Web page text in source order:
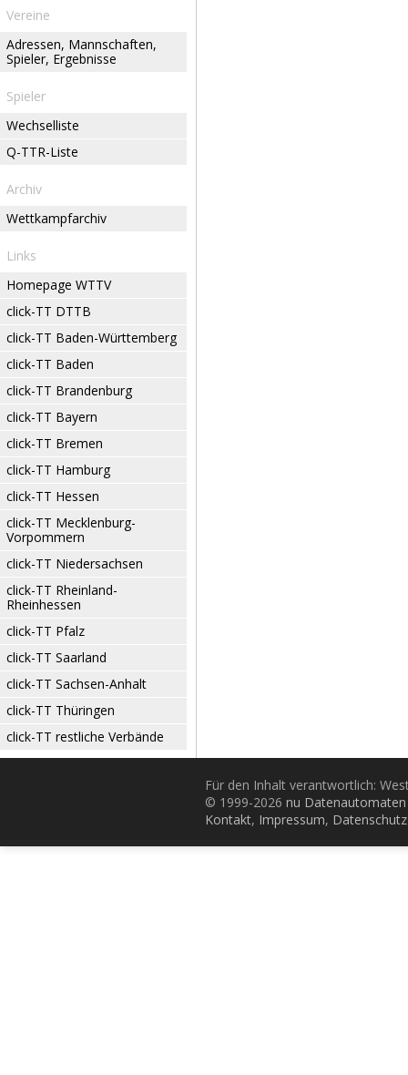
Vereine
Adressen, Mannschaften,
Spieler, Ergebnisse
Spieler
Wechselliste
Q-TTR-Liste
Archiv
Wettkampfarchiv
Links
Homepage WTTV
click-TT DTTB
click-TT Baden-Württemberg
click-TT Baden
click-TT Brandenburg
click-TT Bayern
click-TT Bremen
click-TT Hamburg
click-TT Hessen
click-TT Mecklenburg-
Vorpommern
click-TT Niedersachsen
click-TT Rheinland-
Rheinhessen
click-TT Pfalz
click-TT Saarland
click-TT Sachsen-Anhalt
click-TT Thüringen
click-TT restliche Verbände
Für den Inhalt verantwortlich:
© 1999-2026 nu
Kontakt, Impressum, Datenschutz